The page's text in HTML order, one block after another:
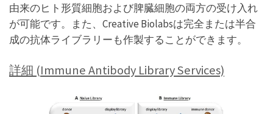
由来のヒト形質細胞および脾臓細胞の両方の受け入れ
が可能です。また、Creative Biolabsは完全または半合
成の抗体ライブラリーも作製することができます。
詳細 (Immune Antibody Library Services)